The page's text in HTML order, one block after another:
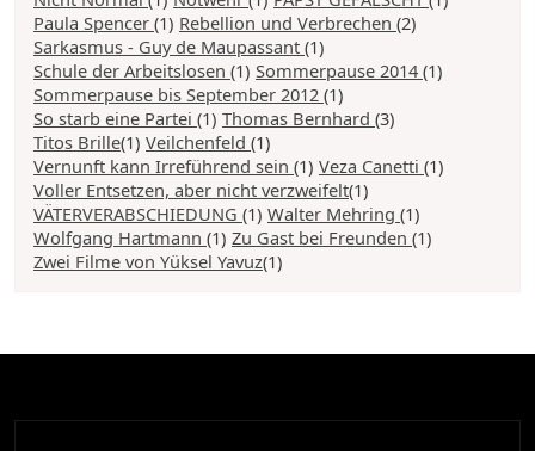
Paula Spencer (1) Rebellion und Verbrechen (2)
Sarkasmus - Guy de Maupassant (1)
Schule der Arbeitslosen (1) Sommerpause 2014 (1)
Sommerpause bis September 2012 (1)
So starb eine Partei (1) Thomas Bernhard (3)
Titos Brille(1) Veilchenfeld (1)
Vernunft kann Irreführend sein (1) Veza Canetti (1)
Voller Entsetzen, aber nicht verzweifelt(1)
VÄTERVERABSCHIEDUNG (1) Walter Mehring (1)
Wolfgang Hartmann (1) Zu Gast bei Freunden (1)
Zwei Filme von Yüksel Yavuz(1)